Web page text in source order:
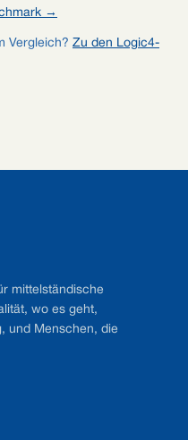
→
Vergleich? Zu den Logic4-
mittelständische
wo es geht,
und Menschen, die